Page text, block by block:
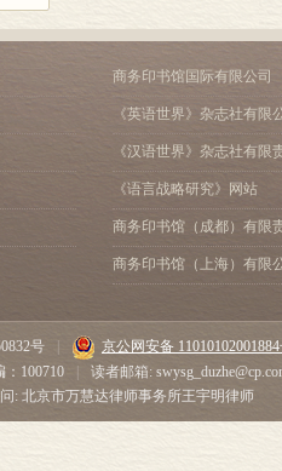
商务印书馆国际有限公司
《英语世界》杂志社有限
《汉语世界》杂志社有限
《语言战略研究》网站
商务印书馆（成都）有限
商务印书馆（上海）有限
号
京公网安备
：100710
读者邮箱:
: 北京市万慧达律师事务所王宇明律师